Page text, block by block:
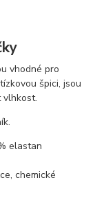
vhodné pro
špici, jsou
vlhkost.
elastan
chemické